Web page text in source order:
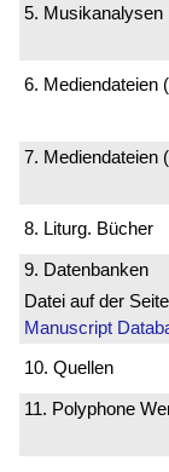
5. Musikanalysen
6. Mediendateien
7. Mediendateien
8. Liturg. Bücher
9. Datenbanken
Datei auf der
Manuscript
10. Quellen
11. Polyphone